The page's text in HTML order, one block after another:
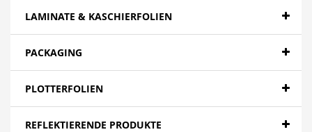
LAMINATE & KASCHIERFOLIEN
PACKAGING
PLOTTERFOLIEN
REFLEKTIERENDE PRODUKTE